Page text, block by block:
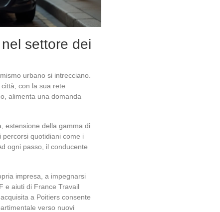
settore dei
urbano si intrecciano.
con la sua rete
alimenta una domanda
estensione della gamma di
quotidiani come i
ogni passo, il conducente
impresa, a impegnarsi
e aiuti di France Travail
a Poitiers consente
verso nuovi